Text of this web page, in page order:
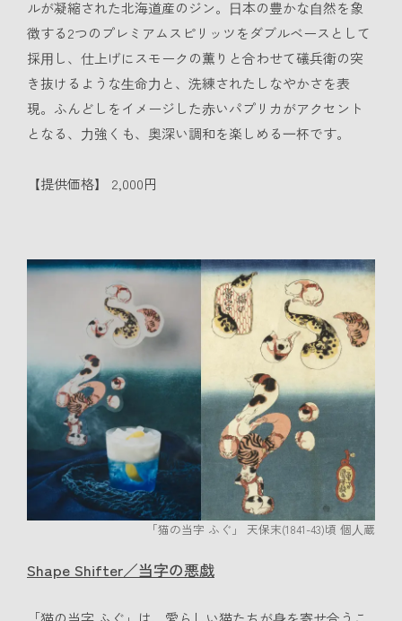
ルが凝縮された北海道産のジン。⽇本の豊かな⾃然を象
徴する2つのプレミアムスピリッツをダブルベースとして
採⽤し、仕上げにスモークの薫りと合わせて礒兵衛の突
き抜けるような⽣命⼒と、洗練されたしなやかさを表
現。ふんどしをイメージした⾚いパプリカがアクセント
となる、⼒強くも、奥深い調和を楽しめる⼀杯です。
【提供価格】 2,000円
「猫の当字 ふぐ」 天保末(1841-43)頃 個⼈蔵
Shape Shifter／当字の悪戯